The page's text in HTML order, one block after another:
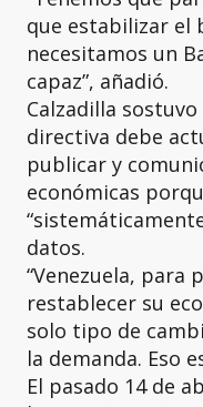
que estabilizar el
necesitamos un
capaz”, añadió.
Calzadilla
directiva debe
publicar y
económicas
datos.
“Venezuela, para
restablecer su
solo tipo de
la demanda. Eso
El pasado 14 de